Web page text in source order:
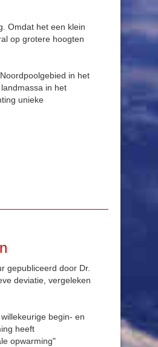
Omdat het een klein
op grotere hoogten
in het
in het
unieke
gepubliceerd door Dr.
deviatie, vergeleken
begin- en
heeft
opwarming"